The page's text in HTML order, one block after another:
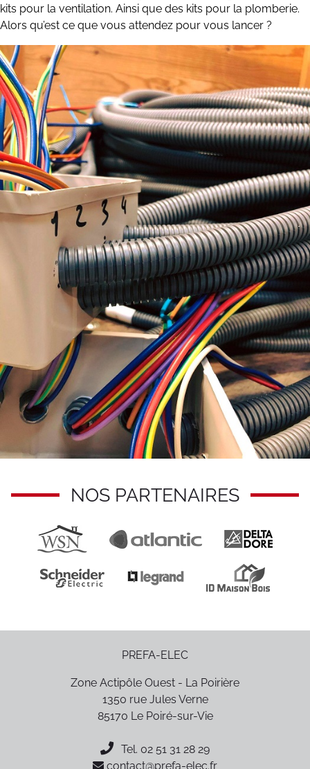
kits pour la ventilation. Ainsi que des kits pour la plomberie.
Alors qu’est ce que vous attendez pour vous lancer ?
NOS PARTENAIRES
PREFA-ELEC
Zone Actipôle Ouest - La Poirière
1350 rue Jules Verne
85170 Le Poiré-sur-Vie
Tel. 02 51 31 28 29
contact@prefa-elec.fr